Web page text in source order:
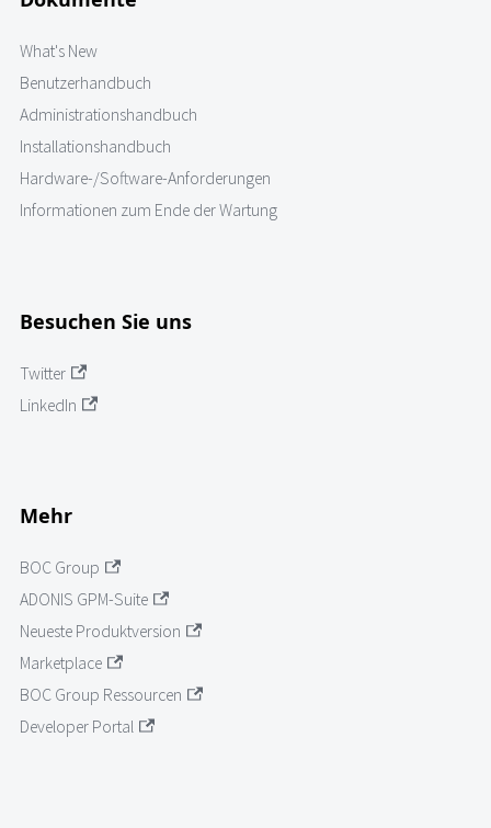
What's New
Benutzerhandbuch
Administrationshandbuch
Installationshandbuch
Hardware-/Software-Anforderungen
Informationen zum Ende der Wartung
Besuchen Sie uns
Twitter
LinkedIn
Mehr
BOC Group
ADONIS GPM-Suite
Neueste Produktversion
Marketplace
BOC Group Ressourcen
Developer Portal